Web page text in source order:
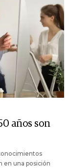
años son
en una posición